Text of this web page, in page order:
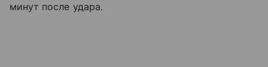
минут после удара.